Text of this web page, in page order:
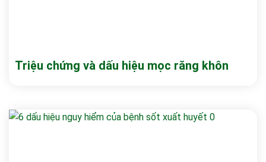
Triệu chứng và dấu hiệu mọc răng khôn